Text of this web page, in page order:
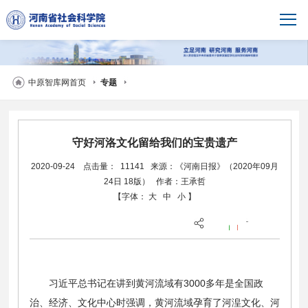
中原智库网首页 专题
守好河洛文化留给我们的宝贵遗产
2020-09-24 点击量： 11141
来源：《河南日报》（2020年09月
24日 18版）
作者：王承哲
【字体：
大 中 小 】
习近平总书记在讲到黄河流域有3000多年是全国政
治、经济、文化中心时强调，黄河流域孕育了河湟文化、河